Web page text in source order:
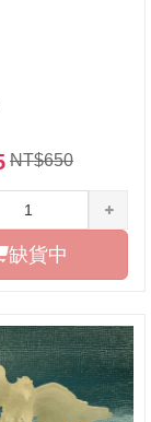
NT$650
缺貨中